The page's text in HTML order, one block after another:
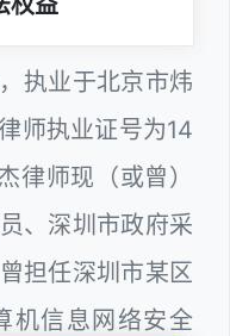
执业于北京市炜
师执业证号为14
律师现（或曾）
、深圳市政府采
担任深圳市某区
机信息网络安全